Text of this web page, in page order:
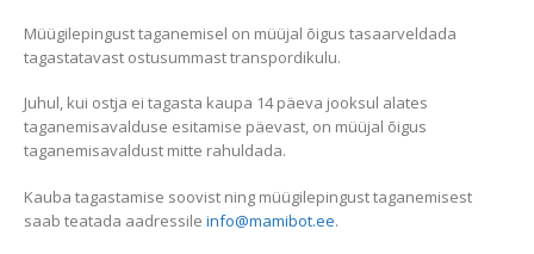
Müügilepingust taganemisel on müüjal õigus tasaarveldada
tagastatavast ostusummast transpordikulu.
Juhul, kui ostja ei tagasta kaupa 14 päeva jooksul alates
taganemisavalduse esitamise päevast, on müüjal õigus
taganemisavaldust mitte rahuldada.
Kauba tagastamise soovist ning müügilepingust taganemisest
saab teatada aadressile info@mamibot.ee.